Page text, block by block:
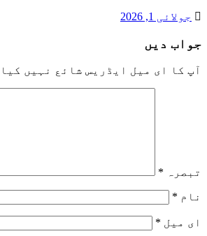
جولائی 1, 2026
جواب دیں
آپ کا ای میل ایڈریس شائع نہیں کیا
تبصرہ *
نام *
ای میل *